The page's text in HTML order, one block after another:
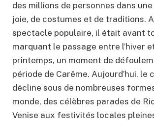
des millions de personnes dans
joie, de costumes et de traditions.
spectacle populaire, il était avant
marquant le passage entre l’hiver
printemps, un moment de
période de Carême. Aujourd’hui, le
décline sous de nombreuses
monde, des célèbres parades de
Venise aux festivités locales